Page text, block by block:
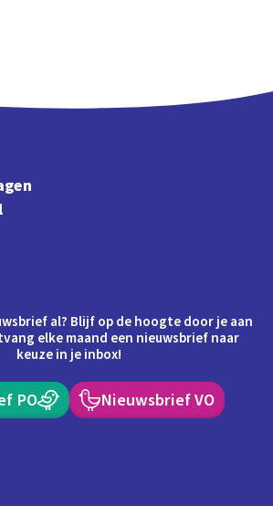
al? Blijf op de hoogte door je aan
elke maand een nieuwsbrief naar
keuze in je inbox!
PO Nieuwsbrief VO